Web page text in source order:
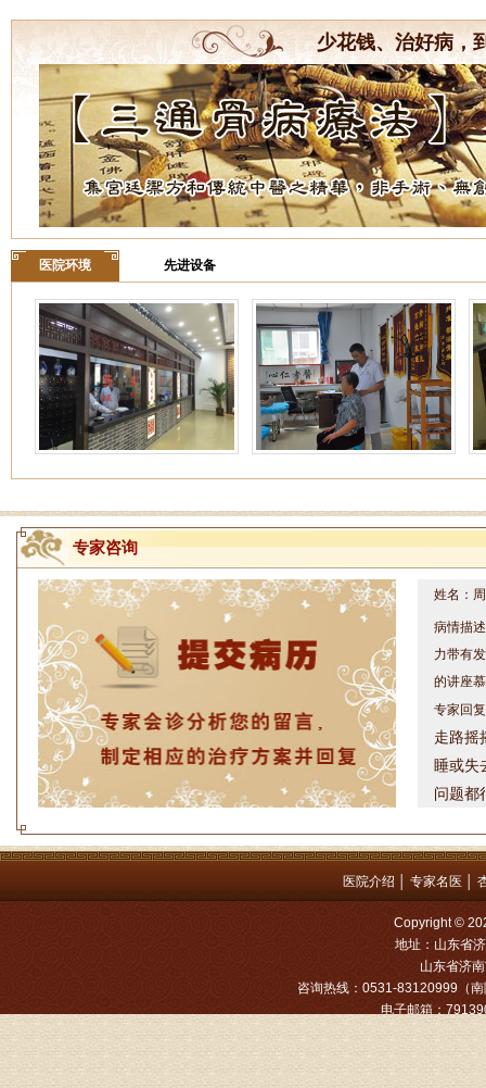
少花钱、治好病，
医院环境 先进设备
专家咨询
姓名：
病情描
力带有
的讲座
专家回
走路摇
睡或失
问题都
方案，
姓名：
病情描
专家回
姓名：
病情描
专家回
医院介绍 专家名医
Copyright ©
地址：山东省
山东省济南
咨询热线：0531-83120999（
电子邮箱：